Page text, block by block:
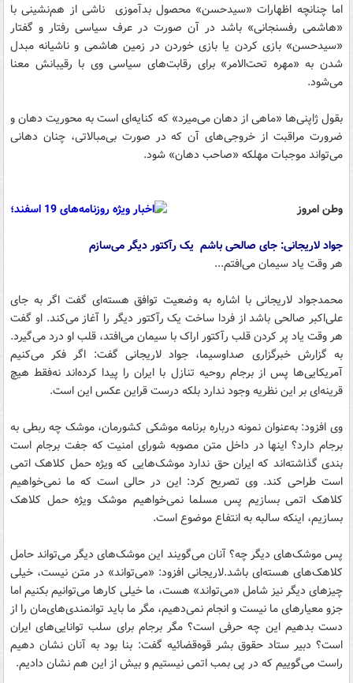
اما چنانچه اظهارات «سیدحسن» محصول بدآموزی ناشی از هم‌نشینی با
«هاشمی رفسنجانی» باشد در آن صورت در عرف سیاسی رفتار و گفتار
«سیدحسن» بازی کردن یا بازی خوردن در زمین هاشمی و ناشیانه مبدل
شدن به «مهره تحت‌الامر» برای رقابت‌های سیاسی وی با رقیبانش معنا
می‌شود.
بقول ژاپنی‌ها «ماهی از دهان می‌میرد» که کنایه‌ای است به محوریت‌ دهان و
ضرورت مراقبت از خروجی‌های آن که در صورت بی‌مبالاتی، چنان دهانی
می‌تواند موجبات مهلکه «صاحب دهان» شود.
وطن امروز
جواد لاریجانی: جای صالحی باشم یک رآکتور دیگر می‌سازم
هر وقت یاد سیمان می‌افتم...
محمدجواد لاریجانی با اشاره به وضعیت توافق هسته‌ای گفت اگر به جای
علی‌اکبر صالحی باشد از فردا ساخت یک رآکتور دیگر را آغاز می‌کند. او گفت
هر وقت یاد پر کردن قلب رآکتور اراک با سیمان می‌افتد، قلب او درد می‌گیرد.
به گزارش خبرگزاری صداوسیما، جواد لاریجانی گفت: اگر فکر می‌کنیم
آمریکایی‌ها پس از برجام روحیه تنازل با ایران را پیدا کرده‌اند نه‌فقط هیچ
قرینه‌ای بر این نظریه وجود ندارد بلکه ‌درست قراین عکس این است.
وی افزود:‌ به‌عنوان نمونه درباره برنامه موشکی کشورمان، موشک چه ربطی به
برجام دارد؟ اینها در داخل متن مصوبه شورای امنیت که جفت برجام است
بندی گذاشته‌اند که ایران حق ندارد موشک‌هایی که ویژه حمل کلاهک اتمی
است طراحی کند. وی تصریح کرد: این در حالی است که ‌ما نمی‌خواهیم
کلاهک اتمی بسازیم پس مسلما نمی‌خواهیم موشک ویژه حمل کلاهک
بسازیم، اینکه سالبه به انتفاع موضوع است.
پس موشک‌های دیگر چه؟ آنان می‌گویند این موشک‌های دیگر می‌تواند حامل
کلاهک‌های هسته‌ای باشد.لاریجانی افزود: «می‌تواند» در متن نیست، خیلی
چیزهای دیگر نیز شامل «می‌تواند» هست،‌ ما خیلی کارها می‌توانیم بکنیم اما
جزو معیارهای ما نیست و انجام نمی‌دهیم، مگر ما باید توانمندی‌های‌مان را از
دست بدهیم این چه حرفی است؟ مگر برجام برای سلب توانایی‌های ایران
است؟ دبیر ستاد حقوق بشر قوه‌قضائیه گفت: بنا بود به آنان نشان دهیم
راست می‌گوییم که در پی بمب اتمی نیستیم و بیش از این هم نشان دادیم.